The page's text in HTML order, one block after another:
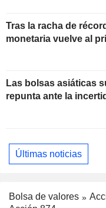
Tras la racha de
monetaria vuelve al
Las bolsas asiáticas
repunta ante la
Últimas noticias
Bolsa de valores